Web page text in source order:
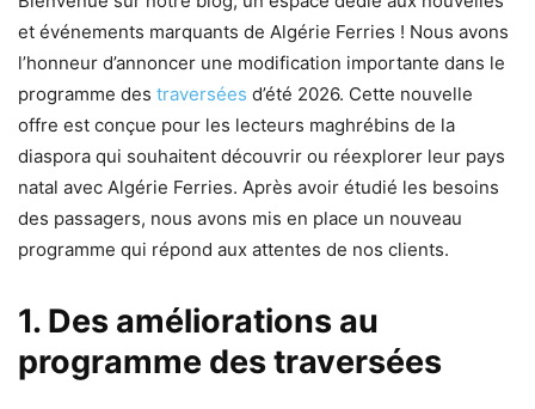
et événements marquants de Algérie Ferries ! Nous avons
l’honneur d’annoncer une modification importante dans le
programme des traversées d’été 2026. Cette nouvelle
offre est conçue pour les lecteurs maghrébins de la
diaspora qui souhaitent découvrir ou réexplorer leur pays
natal avec Algérie Ferries. Après avoir étudié les besoins
des passagers, nous avons mis en place un nouveau
programme qui répond aux attentes de nos clients.
1. Des améliorations au
programme des traversées